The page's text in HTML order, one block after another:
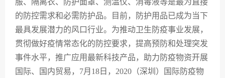
服、隔离衣、防护面罩、测温仪、消毒液等是最为直接
的防控需求和必需防护品。目前，防护用品已成为当下
最具发展潜力的风口行业。为推动卫生防疫事业发展，
贯彻做好疫情常态化的防控要求，提高预防和处理突发
事件水平，推广应用最新科技产品，助力防疫物资开展
国际、国内贸易，7月18日，2020（深圳）国际防疫物